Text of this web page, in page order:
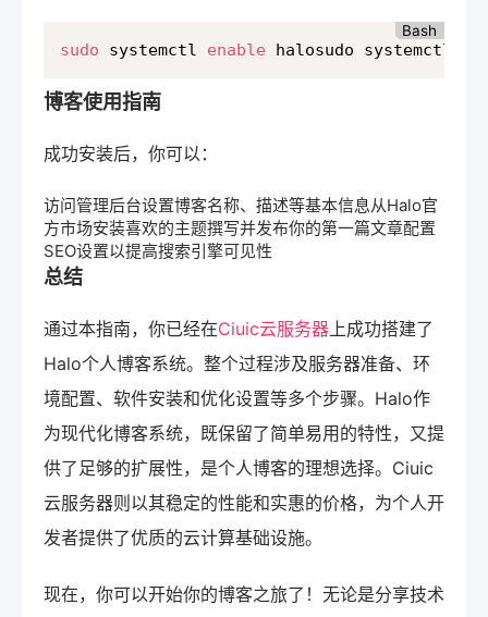
Bash
sudo systemctl enable halosudo systemctl
博客使用指南
成功安装后，你可以：
访问管理后台设置博客名称、描述等基本信息从Halo官
方市场安装喜欢的主题撰写并发布你的第一篇文章配置
SEO设置以提高搜索引擎可见性
总结
通过本指南，你已经在Ciuic云服务器上成功搭建了
Halo个人博客系统。整个过程涉及服务器准备、环
境配置、软件安装和优化设置等多个步骤。Halo作
为现代化博客系统，既保留了简单易用的特性，又提
供了足够的扩展性，是个人博客的理想选择。Ciuic
云服务器则以其稳定的性能和实惠的价格，为个人开
发者提供了优质的云计算基础设施。
现在，你可以开始你的博客之旅了！无论是分享技术